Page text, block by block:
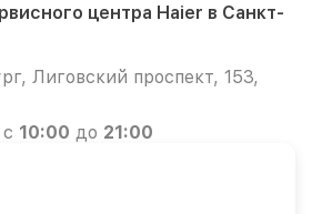
центра Haier в Санкт-
Лиговский проспект, 153,
с 10:00 до 21:00